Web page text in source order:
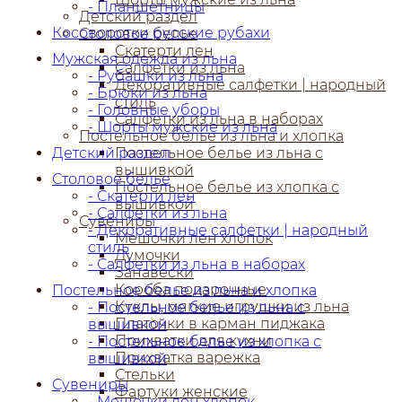
Детский раздел
Столовое белье
Скатерти лен
Салфетки из льна
Декоративные салфетки | народный
стиль
Салфетки из льна в наборах
Постельное белье из льна и хлопка
Постельное белье из льна с
вышивкой
Постельное белье из хлопка с
вышивкой
Сувениры
Мешочки лен хлопок
Думочки
Занавески
Короба подарочные
Куклы, мягкие игрушки из льна
Платочки в карман пиджака
Прихватки для кухни
Прихватка варежка
Стельки
Фартуки женские
- Планшетницы
Косоворотки русские рубахи
Мужская одежда из льна
- Рубашки из льна
- Брюки из льна
- Головные уборы
- Шорты мужские из льна
Детский раздел
Столовое белье
- Скатерти лен
- Салфетки из льна
- Декоративные салфетки | народный
стиль
- Салфетки из льна в наборах
Постельное белье из льна и хлопка
- Постельное белье из льна с
вышивкой
- Постельное белье из хлопка с
вышивкой
Сувениры